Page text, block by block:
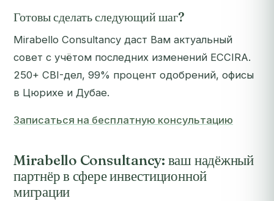
Готовы сделать следующий шаг?
Mirabello Consultancy даст Вам актуальный
совет с учётом последних изменений ECCIRA.
250+ CBI-дел, 99% процент одобрений, офисы
в Цюрихе и Дубае.
Записаться на бесплатную консультацию
Mirabello Consultancy: ваш надёжный
партнёр в сфере инвестиционной
миграции